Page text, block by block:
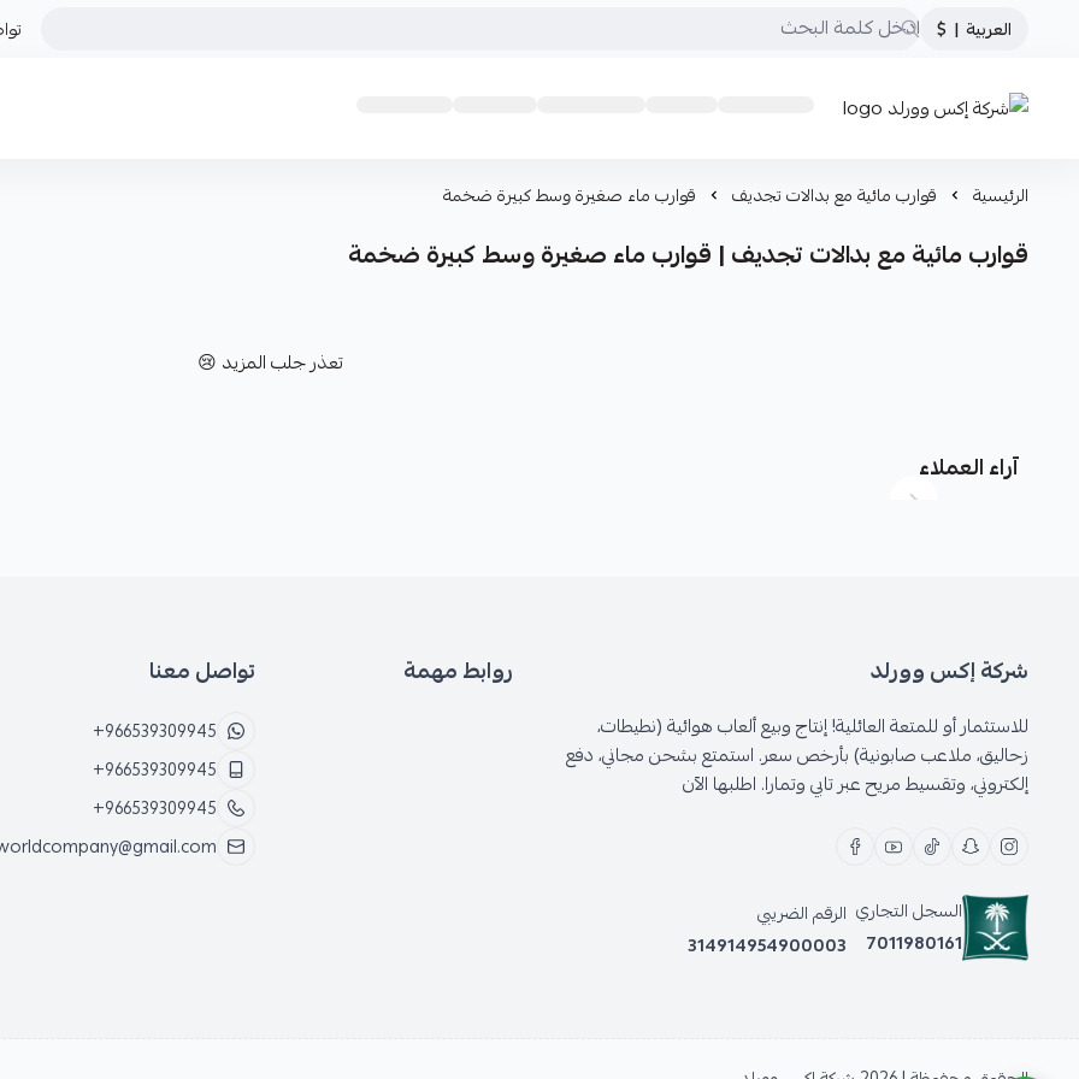
العربية |
$
شركة إكس وورلد
الرئيسية قوارب مائية مع بدالات تجديف قوارب ماء صغيرة وسط كبيرة ضخمة
قوارب مائية مع بدالات تجديف | قوارب ماء صغيرة وسط كبيرة ضخمة
تعذر جلب المزيد 😢
آراء العملاء
شركة إكس وورلد
للاستثمار أو للمتعة العائلية! إنتاج وبيع ألعاب هوائية (نطيطات،
زحاليق، ملاعب صابونية) بأرخص سعر. استمتع بشحن مجاني، دفع
إلكتروني، وتقسيط مريح عبر تابي وتمارا. اطلبها الآن
السجل التجاري
7011980161
الرقم الضريبي
314914954900003
روابط مهمة تواصل معنا
+966539309945
+966539309945
+966539309945